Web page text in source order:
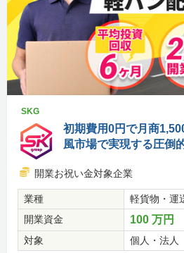
SKG
初期費用0円で月商
風市場で実現する圧倒
開業お祝い金対象企業
業種
軽貨物・運
開業資金
100 万円
対象 個人・法人